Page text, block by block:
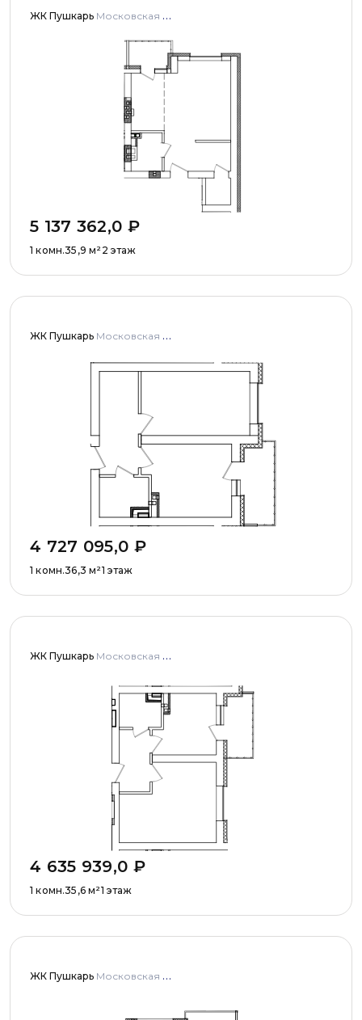
ЖК Пушкарь Московская область, Городской округ Пушкинский, с. Тарасовка, мкр Пушкарь, дома № 1, 2, 3
5 137 362,0 ₽
1 комн.35,9 м²2 этаж
ЖК Пушкарь Московская область, Городской округ Пушкинский, с. Тарасовка, мкр Пушкарь, дома № 1, 2, 3
4 727 095,0 ₽
1 комн.36,3 м²1 этаж
ЖК Пушкарь Московская область, Городской округ Пушкинский, с. Тарасовка, мкр Пушкарь, дома № 1, 2, 3
4 635 939,0 ₽
1 комн.35,6 м²1 этаж
ЖК Пушкарь Московская область, Городской округ Пушкинский, с. Тарасовка, мкр Пушкарь, дома № 1, 2, 3